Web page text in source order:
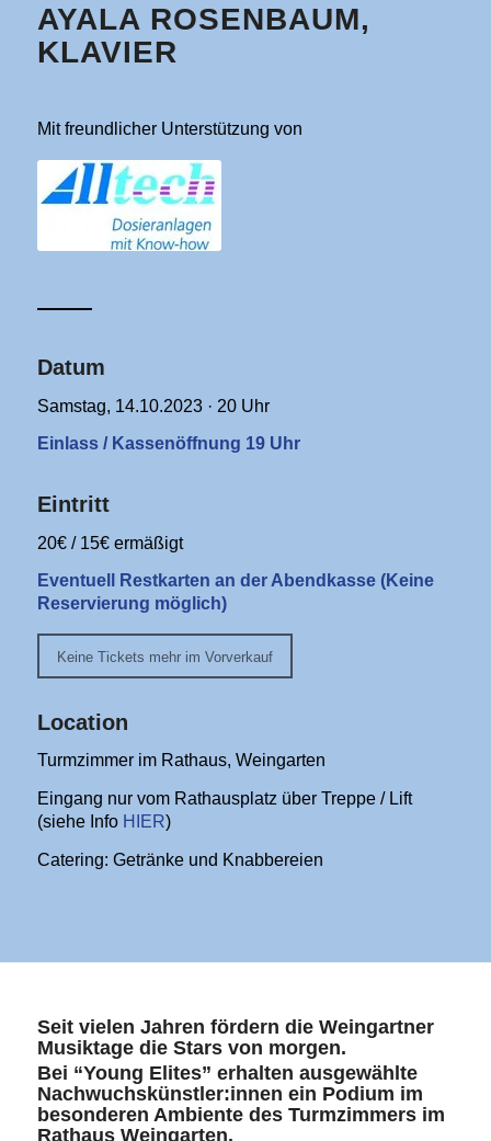
AYALA ROSENBAUM,
KLAVIER
Mit freundlicher Unterstützung von
Datum
Samstag, 14.10.2023 · 20 Uhr
Einlass / Kassenöffnung 19 Uhr
Eintritt
20€ / 15€ ermäßigt
Eventuell Restkarten an der Abendkasse (Keine
Reservierung möglich)
Keine Tickets mehr im Vorverkauf
Location
Turmzimmer im Rathaus, Weingarten
Eingang nur vom Rathausplatz über Treppe / Lift
(siehe Info HIER)
Catering: Getränke und Knabbereien
Seit vielen Jahren fördern die Weingartner
Musiktage die Stars von morgen.
Bei “Young Elites” erhalten ausgewählte
Nachwuchskünstler:innen ein Podium im
besonderen Ambiente des Turmzimmers im
Rathaus Weingarten.